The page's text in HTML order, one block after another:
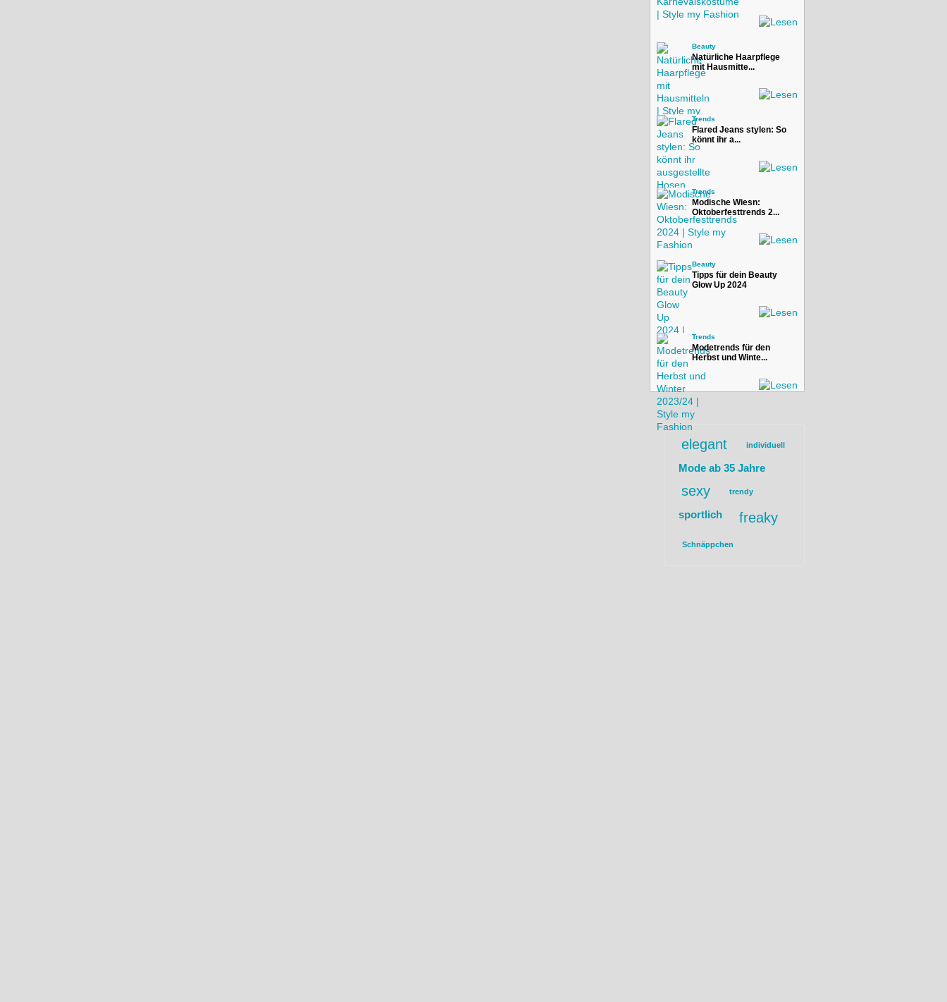
Beauty
Natürliche Haarpflege
mit Hausmitte...
Trends
Flared Jeans stylen: So
könnt ihr a...
Trends
Modische Wiesn:
Oktoberfesttrends 2...
Beauty
Tipps für dein Beauty
Glow Up 2024
Trends
Modetrends für den
Herbst und Winte...
elegant individuell
Mode ab 35 Jahre
sexy trendy
sportlich freaky
Schnäppchen